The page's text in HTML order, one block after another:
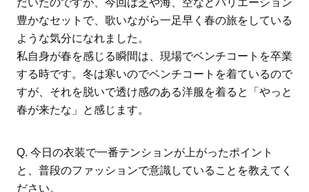
豊かなセットで、歌いながら一足早く春の旅をしている
ような気分になれました。
私自身が春を感じる瞬間は、現場でベンチコートを卒業
する時です。冬は寒いのでベンチコートを着ているので
すが、それを脱いで透け感のある洋服を着ると「やっと
春が来たな」と感じます。
Q. 今日の衣装で一番テンションが上がったポイント
と、普段のファッションで意識していることを教えてく
ださい。